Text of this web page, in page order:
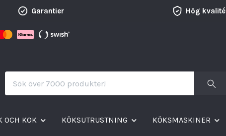
Garantier Hög kvalité
OCH KOK KÖKSUTRUSTNING KÖKSMASKINER